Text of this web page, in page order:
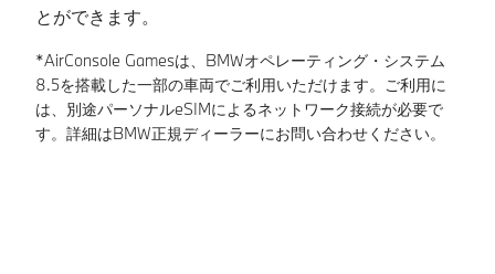
とができます。
*AirConsole Gamesは、BMWオペレーティング・システム
8.5を搭載した一部の車両でご利用いただけます。ご利用に
は、別途パーソナルeSIMによるネットワーク接続が必要で
す。詳細はBMW正規ディーラーにお問い合わせください。